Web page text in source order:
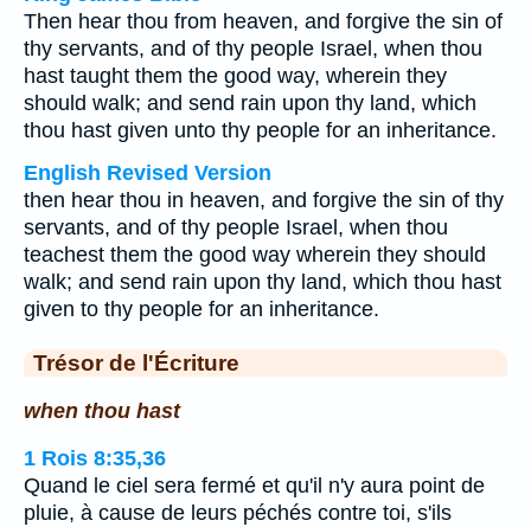
Then hear thou from heaven, and forgive the sin of
thy servants, and of thy people Israel, when thou
hast taught them the good way, wherein they
should walk; and send rain upon thy land, which
thou hast given unto thy people for an inheritance.
English Revised Version
then hear thou in heaven, and forgive the sin of thy
servants, and of thy people Israel, when thou
teachest them the good way wherein they should
walk; and send rain upon thy land, which thou hast
given to thy people for an inheritance.
Trésor de l'Écriture
when thou hast
1 Rois 8:35,36
Quand le ciel sera fermé et qu'il n'y aura point de
pluie, à cause de leurs péchés contre toi, s'ils